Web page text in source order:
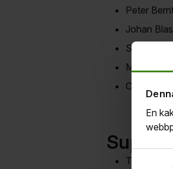
En
Peter
Johan
Sandra
Magnus
Claes
Tony